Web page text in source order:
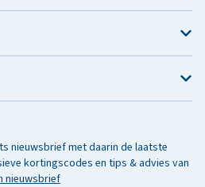
nieuwsbrief met daarin de laatste
kortingscodes en tips & advies van
nieuwsbrief